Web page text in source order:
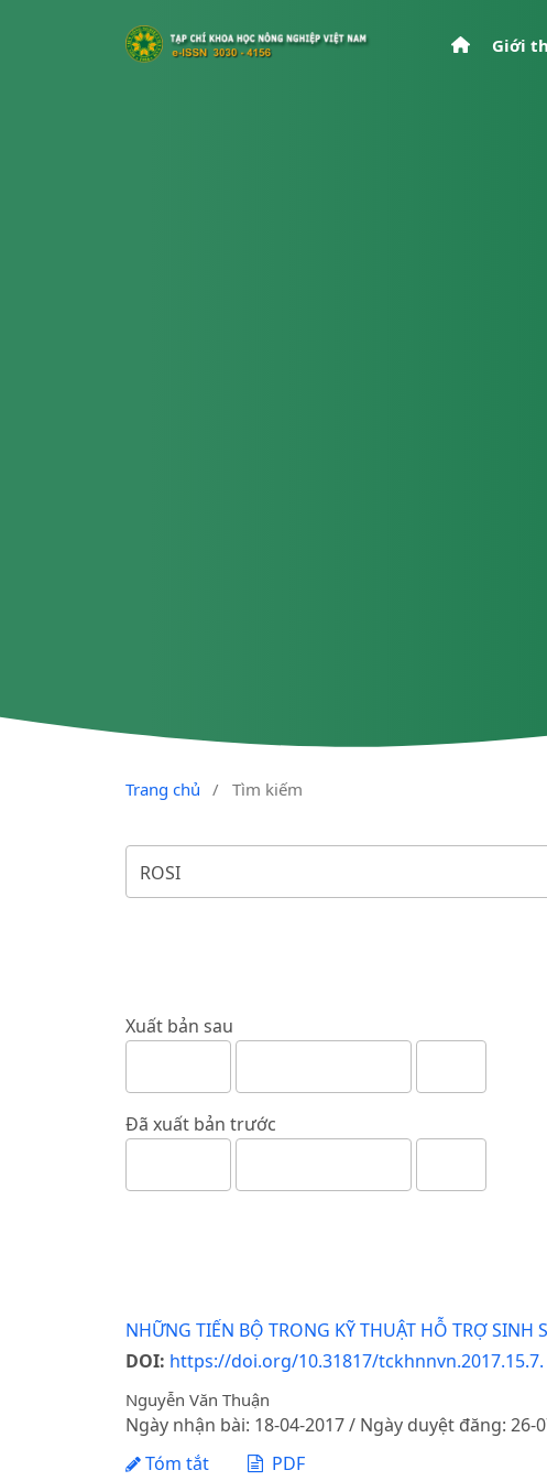
Giới
Trang chủ / Tìm kiếm
Xuất bản sau
Đã xuất bản trước
NHỮNG TIẾN BỘ TRONG KỸ THUẬT HỖ TRỢ SINH
DOI: https://doi.org/10.31817/tckhnnvn.2017.15.7.
Nguyễn Văn Thuận
Ngày nhận bài: 18-04-2017 / Ngày duyệt đăng: 26-
Tóm tắt
PDF